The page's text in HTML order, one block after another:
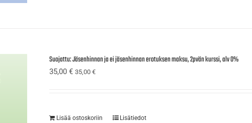
Suojattu: Jäsenhinnan ja ei jäsenhinnan erotuksen maksu, 2pvän kurssi, alv 0%
35,00€ 35,00€
Lisää ostoskoriin Lisätiedot